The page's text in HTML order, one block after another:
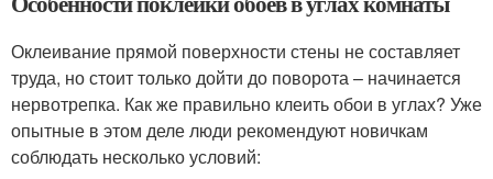
Оклеивание прямой поверхности стены не составляет
труда, но стоит только дойти до поворота – начинается
нервотрепка. Как же правильно клеить обои в углах? Уже
опытные в этом деле люди рекомендуют новичкам
соблюдать несколько условий: